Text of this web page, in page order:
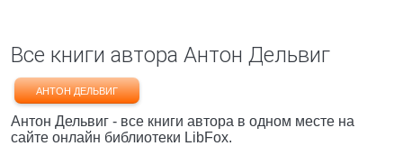
Все книги автора Антон Дельвиг
АНТОН ДЕЛЬВИГ
Антон Дельвиг - все книги автора в одном месте на
сайте онлайн библиотеки LibFox.